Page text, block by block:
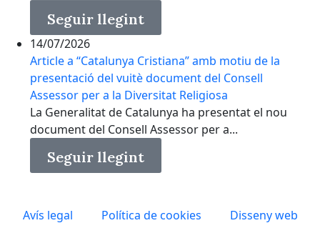
Seguir llegint
14/07/2026
Article a “Catalunya Cristiana” amb motiu de la
presentació del vuitè document del Consell
Assessor per a la Diversitat Religiosa
La Generalitat de Catalunya ha presentat el nou
document del Consell Assessor per a...
Seguir llegint
Avís legal Política de cookies Disseny web